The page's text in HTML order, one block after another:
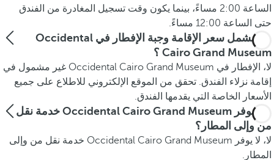
الساعة 2:00 مساءً، بينما يكون وقت تسجيل المغادرة من الفندق
حتى الساعة 12:00 مساءً.
هل يشمل سعر الإقامة وجبة الإفطار في Occidental
Cairo Grand Museum ؟
لا، الإفطار في Occidental Cairo Grand Museum غير مشمول في
إقامة نزلاء الفندق. تحقق من الموقع الإلكتروني للاطلاع على جميع
الأسعار الخاصة التي يقدمها الفندق.
هل يوفر Occidental Cairo Grand Museum خدمة نقل
من وإلى المطار؟
لا، لا يوفر Occidental Cairo Grand Museum خدمة نقل من وإلى
المطار.